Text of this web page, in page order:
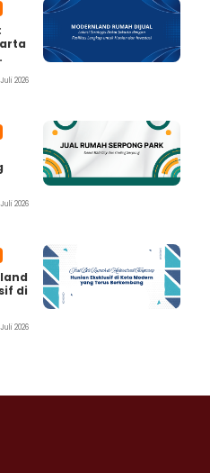
Juli 2026
Juli 2026
di
Juli 2026